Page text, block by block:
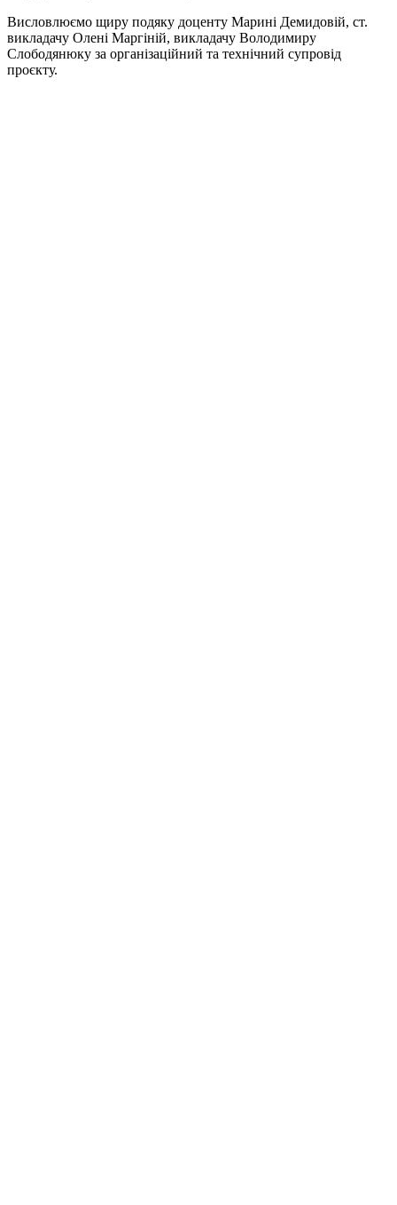
Висловлюємо щиру подяку доценту Марині Демидовій, ст.
викладачу Олені Маргіній, викладачу Володимиру
Слободянюку за організаційний та технічний супровід
проєкту.